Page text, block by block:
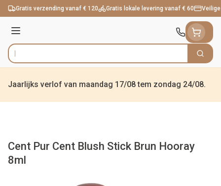
Ga naar de inhoud
Gratis verzending vanaf € 120 Gratis lokale levering vanaf € 60
Menu
Product, merk, categorie... Zoek
Jaarlijks verlof van maandag 17/08 tem zondag 24/08.
Cent Pur Cent Blush Stick Brun Hooray
8ml